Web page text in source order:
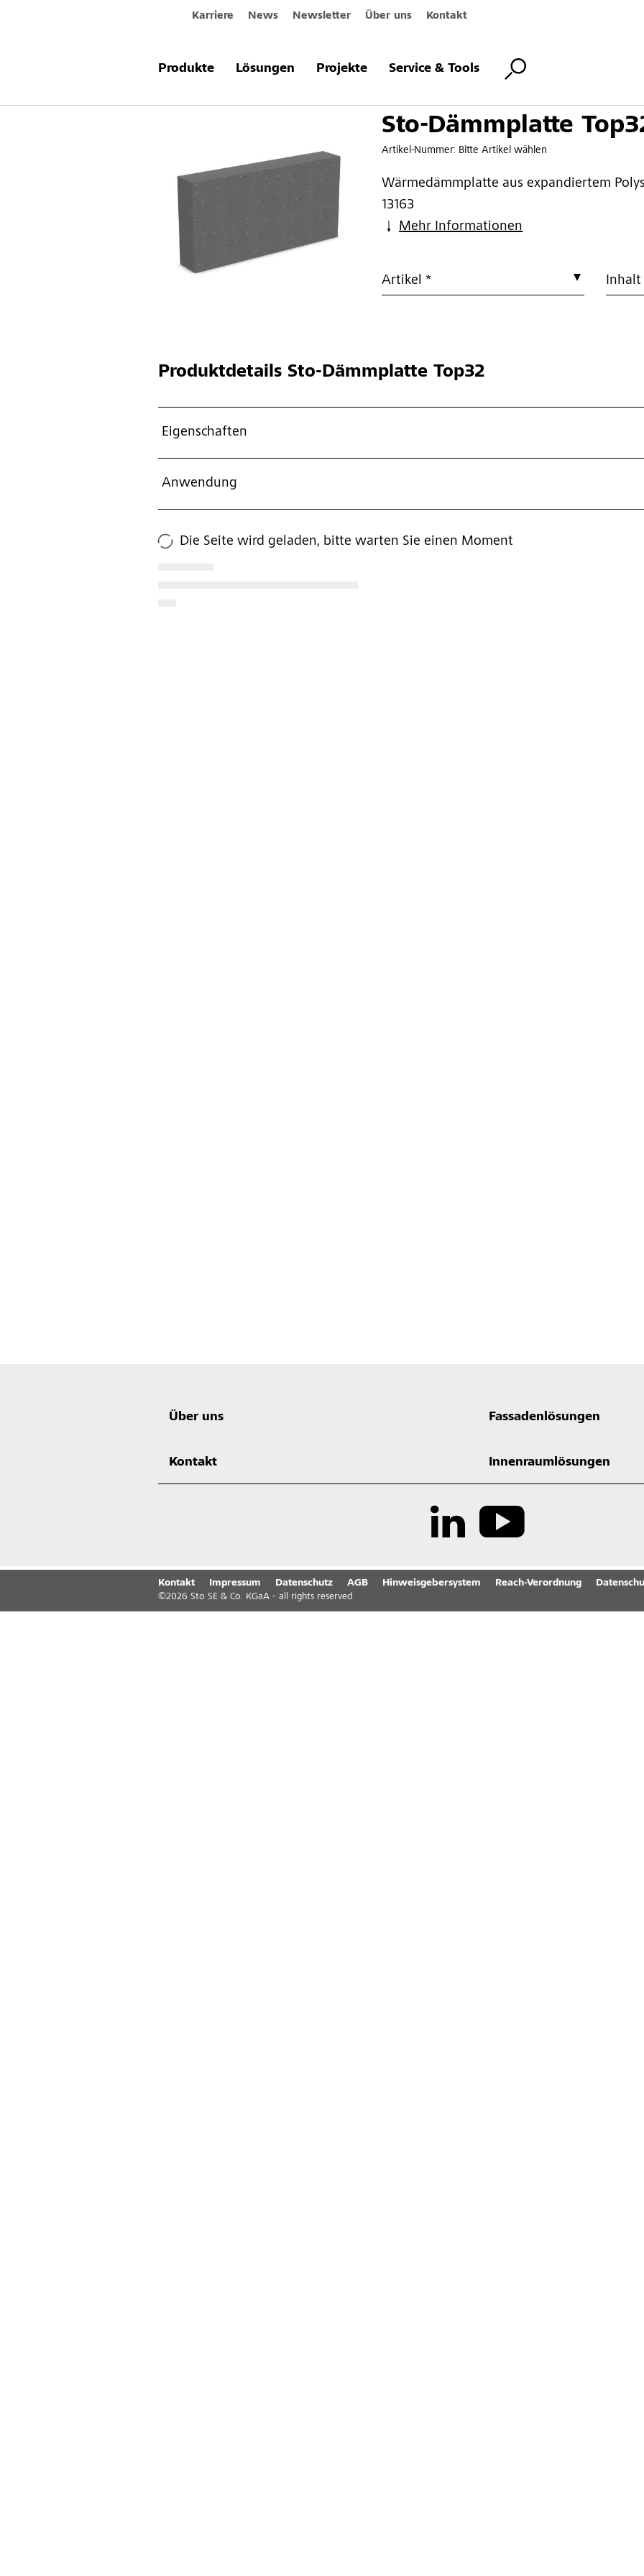
Karriere News Newsletter Über uns Kontakt
Produkte Lösungen Projekte Service & Tools
Produkte & Systeme Sto-Dämmplatte Top32
Sto-Dämmplatte
Artikel-Nummer: Bitte Artikel wählen
Wärmedämmplatte aus expandiertem
13163
Mehr Informationen
Artikel * Inhalt
ProduktdetailsSto-Dämmplatte Top32
Eigenschaften
Anwendung
Die Seite wird geladen, bitte warten Sie einen Moment
Über uns Fassadenlösungen
Kontakt Innenraumlösungen
Kontakt Impressum Datenschutz AGB Hinweisgebersystem Reach-Verordnung
©2026 Sto SE & Co. KGaA - all rights reserved